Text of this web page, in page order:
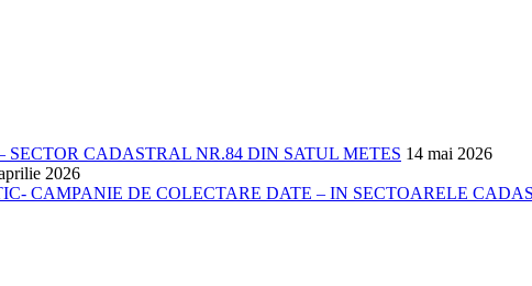
CADASTRAL NR.84 DIN SATUL METES 14 mai 2026
2026
CAMPANIE DE COLECTARE DATE – IN SECTOARELE